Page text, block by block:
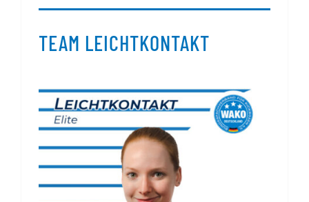
TEAM LEICHTKONTAKT